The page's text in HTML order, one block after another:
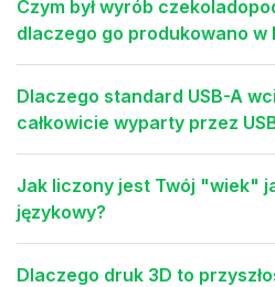
Czym był wyrób
dlaczego go produkowano w
Dlaczego standard USB-A
całkowicie wyparty przez
Jak liczony jest Twój "wiek"
językowy?
Dlaczego druk 3D to